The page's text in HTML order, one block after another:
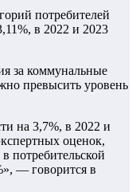
потребителей
в 2022 и 2023
за коммунальные
превысить уровень
на 3,7%, в 2022 и
оценок,
потребительской
— говорится в